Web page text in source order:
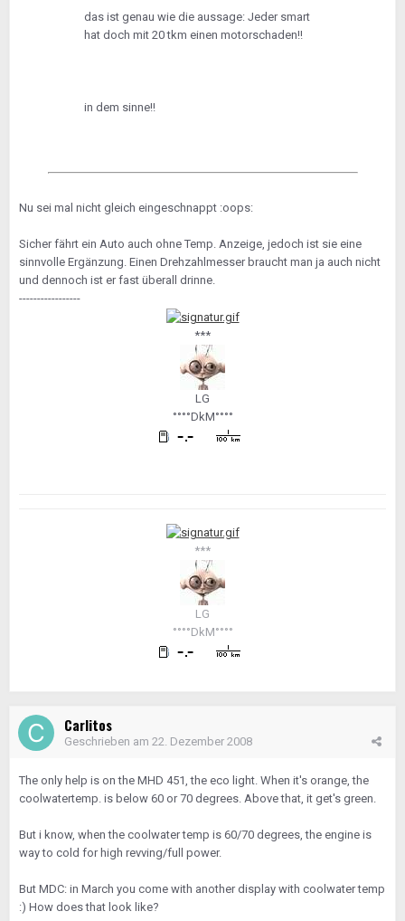
das ist genau wie die aussage: Jeder smart
hat doch mit 20 tkm einen motorschaden!!
in dem sinne!!
Nu sei mal nicht gleich eingeschnappt :oops:
Sicher fährt ein Auto auch ohne Temp. Anzeige, jedoch ist sie eine
sinnvolle Ergänzung. Einen Drehzahlmesser braucht man ja auch nicht
und dennoch ist er fast überall drinne.
-----------------
***
LG
°°°°DkM°°°°
***
LG
°°°°DkM°°°°
Carlitos
Geschrieben am 22. Dezember 2008
The only help is on the MHD 451, the eco light. When it's orange, the
coolwatertemp. is below 60 or 70 degrees. Above that, it get's green.
But i know, when the coolwater temp is 60/70 degrees, the engine is
way to cold for high revving/full power.
But MDC: in March you come with another display with coolwater temp
:) How does that look like?